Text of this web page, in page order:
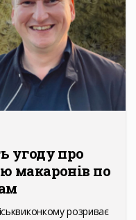
угоду про
макаронів по
розриває